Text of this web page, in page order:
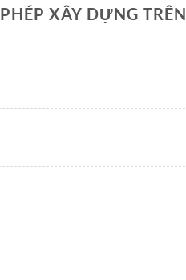
XÂY DỰNG TRÊN